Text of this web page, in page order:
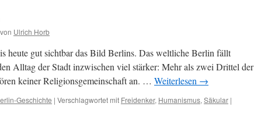
von Ulrich Horb
heute gut sichtbar das Bild Berlins. Das weltliche Berlin fällt
Alltag der Stadt inzwischen viel stärker: Mehr als zwei Drittel der
keiner Religionsgemeinschaft an. … Weiterlesen →
Geschichte | Verschlagwortet mit Freidenker, Humanismus, Säkular |